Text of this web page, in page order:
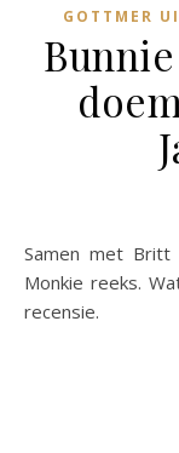
GOTTMER
Samen met Britt las ik het derde deel in de Bunnie vs
Monkie reeks.
recensie.